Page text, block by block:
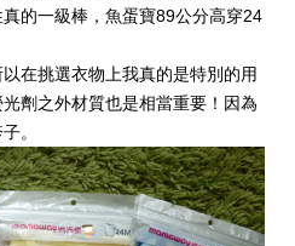
的一級棒，魚蛋寶89公分高穿24
在挑選衣物上我真的是特別的用
劑之外材質也是相當重要！因為
。